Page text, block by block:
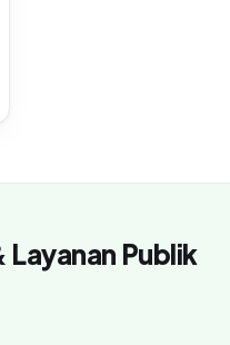
Layanan Publik